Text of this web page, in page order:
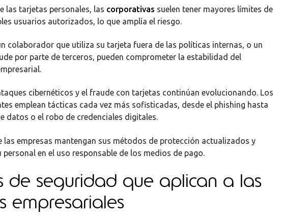
las tarjetas personales, las corporativas suelen tener mayores límites de
usuarios autorizados, lo que amplía el riesgo.
colaborador que utiliza su tarjeta fuera de las políticas internas, o un
por parte de terceros, pueden comprometer la estabilidad del
cibernéticos y el fraude con tarjetas continúan evolucionando. Los
emplean tácticas cada vez más sofisticadas, desde el phishing hasta
datos o el robo de credenciales digitales.
las empresas mantengan sus métodos de protección actualizados y
personal en el uso responsable de los medios de pago.
de seguridad que aplican a las
empresariales